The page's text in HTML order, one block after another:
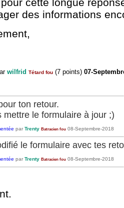
cette longue
des informations
wilfrid Tétard fou (7 points) 07-
ton retour.
mettre le formulaire à jour ;)
par Trenty Batracien fou 08-Septembre-2018
le formulaire avec tes
par Trenty Batracien fou 08-Septembre-2018